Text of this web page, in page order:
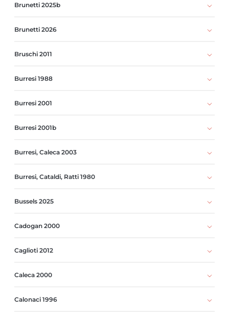
Brunetti 2025b
Brunetti 2026
Bruschi 2011
Burresi 1988
Burresi 2001
Burresi 2001b
Burresi, Caleca 2003
Burresi, Cataldi, Ratti 1980
Bussels 2025
Cadogan 2000
Caglioti 2012
Caleca 2000
Calonaci 1996